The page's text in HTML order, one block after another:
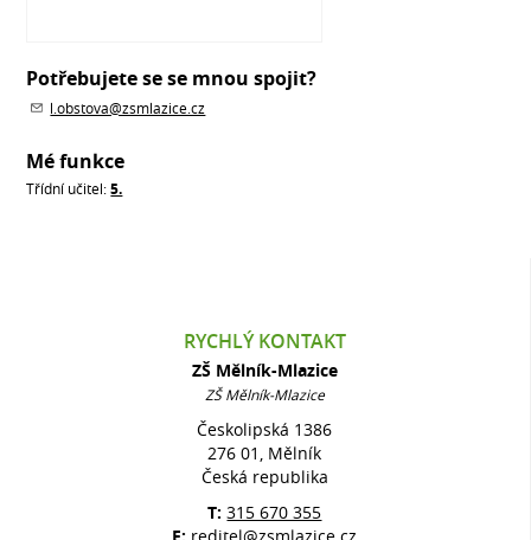
Potřebujete se se mnou spojit?
l.obstova@zsmlazice.cz
Mé funkce
Třídní učitel:5.
RYCHLÝ KONTAKT
ZŠ Mělník-Mlazice
ZŠ Mělník-Mlazice
Českolipská 1386
276 01, Mělník
Česká republika
T:315 670 355